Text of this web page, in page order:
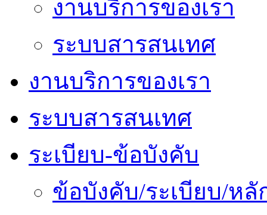
งานบริการของเรา
ระบบสารสนเทศ
งานบริการของเรา
ระบบสารสนเทศ
ระเบียบ-ข้อบังคับ
ข้อบังคับ/ระเบียบ/ห